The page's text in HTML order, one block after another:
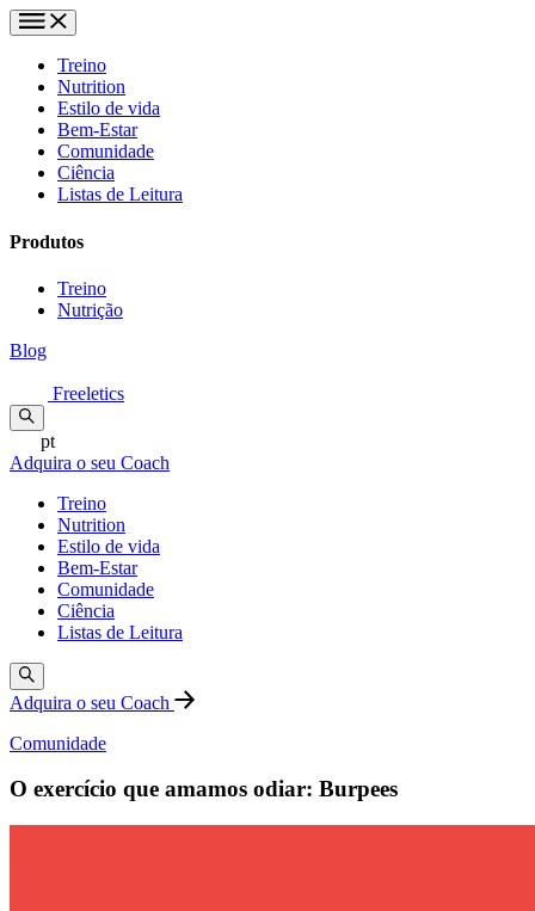
Treino
Nutrition
Estilo de vida
Bem-Estar
Comunidade
Ciência
Listas de Leitura
Produtos
Treino
Nutrição
Blog
Freeletics
pt
Adquira o seu Coach
Treino
Nutrition
Estilo de vida
Bem-Estar
Comunidade
Ciência
Listas de Leitura
Adquira o seu Coach
Comunidade
O exercício que amamos odiar: Burpees